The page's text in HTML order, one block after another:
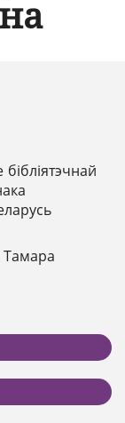
бібліятэчнай